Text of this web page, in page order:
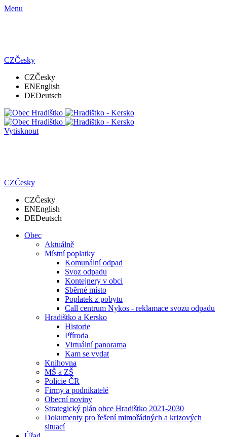
Menu
CZČesky
CZČesky
ENEnglish
DEDeutsch
Vytisknout
CZČesky
CZČesky
ENEnglish
DEDeutsch
Obec
Aktuálně
Místní poplatky
Komunální odpad
Svoz odpadu
Kontejnery v obci
Sběrné místo
Poplatek z pobytu
Call centrum Nykos - reklamace svozu odpadu
Hradištko a Kersko
Historie
Příroda
Virtuální panorama
Kam se vydat
Knihovna
MŠ a ZŠ
Policie ČR
Firmy a podnikatelé
Obecní noviny
Strategický plán obce Hradištko 2021-2030
Dokumenty pro řešení mimořádných a krizových
situací